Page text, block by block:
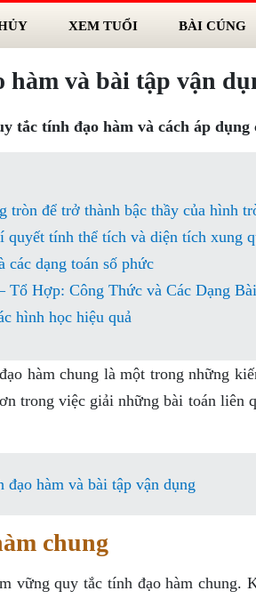
XEM TUỔI BÀI CÚNG
hàm và bài tập vận
tắc tính đạo hàm và cách áp dụng
tròn để trở thành bậc thầy của hình
tính thể tích và diện tích xung
các dạng toán số phức
Tổ Hợp: Công Thức và Các Dạng
hình học hiệu quả
hàm chung là một trong những
trong việc giải những bài toán liên
đạo hàm và bài tập vận dụng
chung
vững quy tắc tính đạo hàm